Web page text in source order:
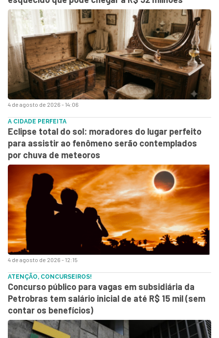
4 de agosto de 2026 - 14:06
4 de agosto de 2026 - 12:15
A CIDADE PERFEITA
Eclipse total do sol: moradores do lugar perfeito
para assistir ao fenômeno serão contemplados
por chuva de meteoros
ATENÇÃO, CONCURSEIROS!
Concurso público para vagas em subsidiária da
Petrobras tem salário inicial de até R$ 15 mil (sem
contar os benefícios)